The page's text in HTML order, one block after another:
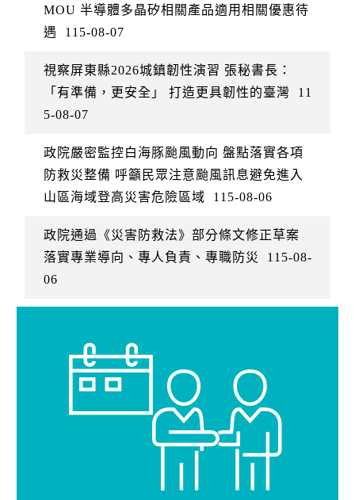
MOU 半導體多晶矽相關產品適用相關優惠待
遇
115-08-07
視察屏東縣2026城鎮韌性演習 張秘書長：
「有準備，更安全」 打造更具韌性的臺灣
11
5-08-07
政院嚴密監控白海豚颱風動向 盤點落實各項
防救災整備 呼籲民眾注意颱風訊息避免進入
山區海域登高災害危險區域
115-08-06
政院通過《災害防救法》部分條文修正草案
落實專業導向、專人負責、專職防災
115-08-
06